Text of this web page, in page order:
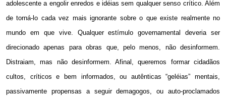
adolescente a engolir enredos e idéias sem qualquer senso crítico. Além
de torná-lo cada vez mais ignorante sobre o que existe realmente no
mundo em que vive. Qualquer estímulo governamental deveria ser
direcionado apenas para obras que, pelo menos, não desinformem.
Distraiam, mas não desinformem. Afinal, queremos formar cidadãos
cultos, críticos e bem informados, ou autênticas “geléias” mentais,
passivamente propensas a seguir demagogos, ou auto-proclamados